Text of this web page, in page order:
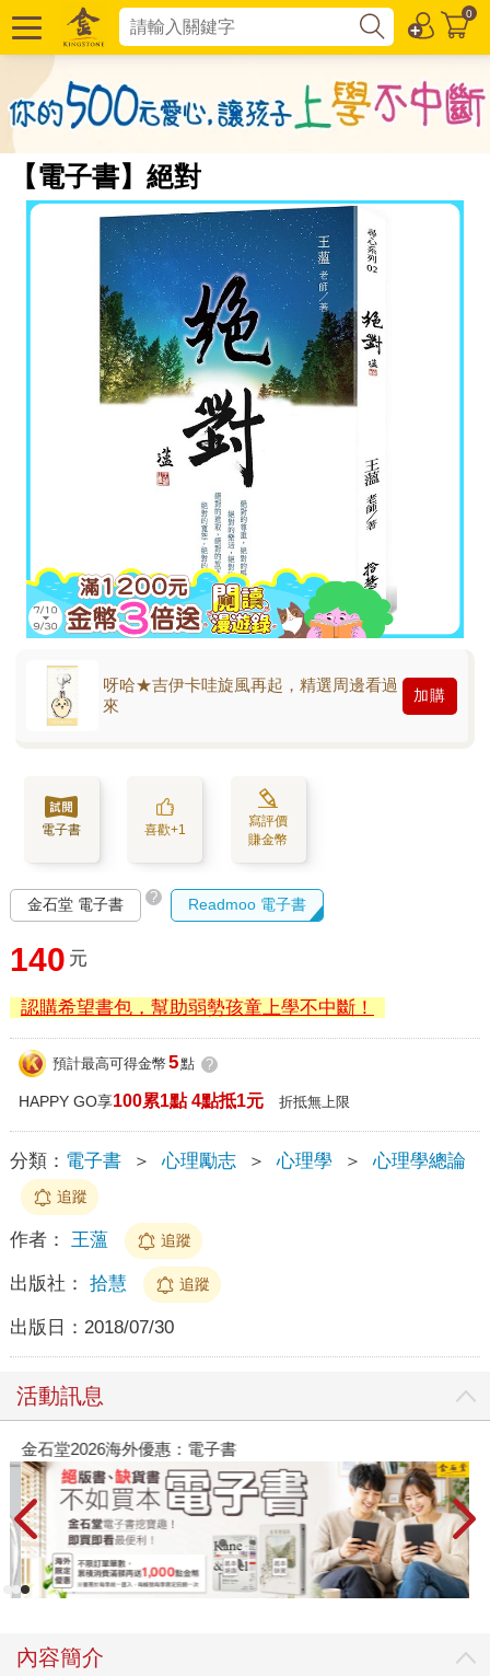
0
【電子書】絕對
呀哈★吉伊卡哇旋風再起，精選周邊看過
來
加購
電子書 喜歡+1
寫評價
賺金幣
金石堂 電子書 ? Readmoo 電子書
140 元
認購希望書包，幫助弱勢孩童上學不中斷！
預計最高可得金幣 5點 ?
HAPPY GO享100累1點 4點抵1元 折抵無上限
分類： 電子書 ＞ 心理勵志 ＞ 心理學 ＞ 心理學總論
追蹤
作者： 王薀 追蹤
出版社： 拾慧 追蹤
出版日： 2018/07/30
活動訊息
金石堂2026海外優惠：電子書
內容簡介